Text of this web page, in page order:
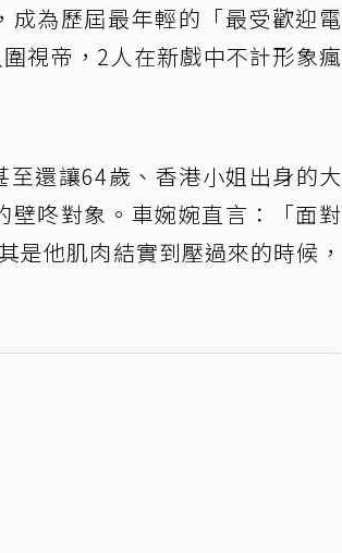
為歷屆最年輕的「最受歡迎電
視帝，2人在新戲中不計形象瘋
還讓64歲、香港小姐出身的大
咚對象。車婉婉直言：「面對
是他肌肉結實到壓過來的時候，